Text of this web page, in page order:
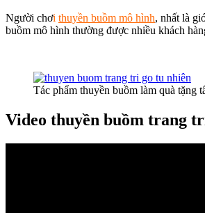
Người chơi thuyền buồm mô hình, nhất là
buồm mô hình thường được nhiều khách
Tác phẩm thuyền buồm làm quà tặng
Video thuyền buồm trang